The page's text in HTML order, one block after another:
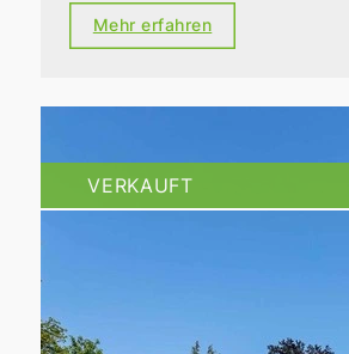
Mehr erfahren
VERKAUFT